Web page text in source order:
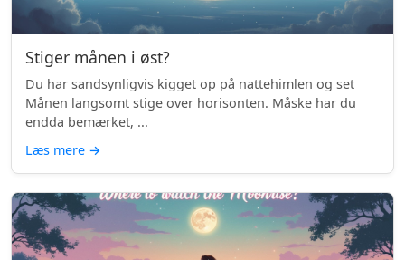
Stiger månen i øst?
Du har sandsynligvis kigget op på nattehimlen og set
Månen langsomt stige over horisonten. Måske har du
endda bemærket, ...
Læs mere →